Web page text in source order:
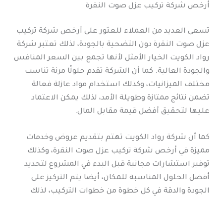
أرخص شركة تركيب عزل صوت النقرة
تسعى العديد من العملاء للعثور على أرخص شركة تركيب
عزل صوت النقرة دون التضحية بالجودة، لذلك تعتبر شركة
رواد الكويت الخيار الأمثل لأنها تجمع بين السعر المنافس
والجودة العالية. كما أن الشركة تقدم حلولًا مرنة تناسب
مختلف الميزانيات، وكذلك استخدام مواد عازلة فعالة
تضمن نتائج ممتازة وطويلة الأمد، لذلك يمكن الاعتماد
عليها لتحقيق أفضل قيمة مقابل المال.
كما أن شركة رواد الكويت تهتم بتقديم عروض وخدمات
مميزة في أرخص شركة تركيب عزل صوت النقرة، وكذلك
توفير استشارات مجانية قبل البدء في المشروع لتحديد
أفضل الحلول المناسبة للمكان، أيضا يتم التركيز على
الجودة والدقة في كل خطوة من خطوات التركيب، لذلك